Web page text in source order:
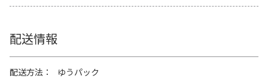
配送情報
配送方法
ゆうパック